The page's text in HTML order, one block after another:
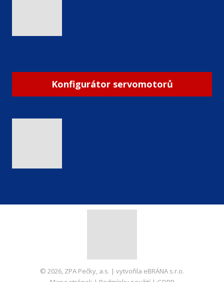
Konfigurátor servomotorů
© 2026, ZPA Pečky, a.s. | vytvořila eBRÁNA s.r.o.